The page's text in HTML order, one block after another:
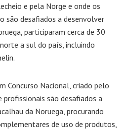
e pela Norge e onde os
são desafiados a desenvolver
participaram cerca de 30
a sul do país, incluindo
Concurso Nacional, criado pelo
profissionais são desafiados a
da Noruega, procurando
de uso de produtos,